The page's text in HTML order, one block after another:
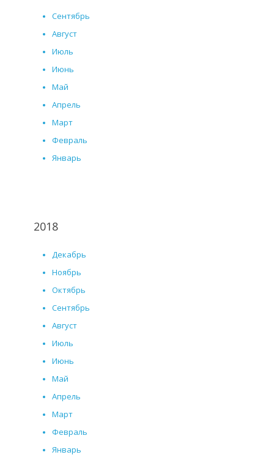
Сентябрь
Август
Июль
Июнь
Май
Апрель
Март
Февраль
Январь
2018
Декабрь
Ноябрь
Октябрь
Сентябрь
Август
Июль
Июнь
Май
Апрель
Март
Февраль
Январь